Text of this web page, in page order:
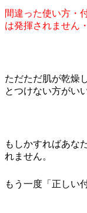
間違った使い方・
は発揮されません
ただただ肌が乾燥
とつけない方がい
もしかすればあな
れません。
もう一度「正しい